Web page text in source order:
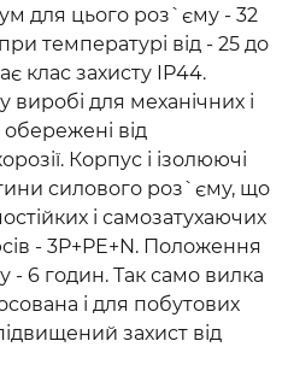
для цього роз`єму - 32
температурі від - 25 до
клас захисту IP44.
виробі для механічних і
від
Корпус і ізолюючі
силового роз`єму, що
і самозатухаючих
- 3P+PE+N. Положення
- 6 годин. Так само вилка
і для побутових
захист від